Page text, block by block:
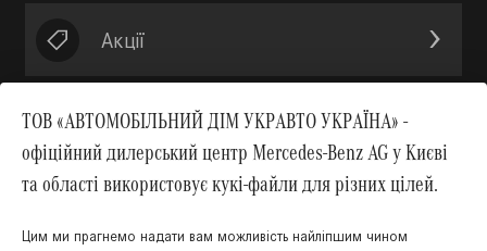
ТОВ «АВТОМОБІЛЬНИЙ ДІМ УКРАВТО УКРАЇНА» -
офіційний дилерський центр Mercedes-Benz AG у Києві
та області використовує кукі-файли для різних цілей.
Цим ми прагнемо надати вам можливість найліпшим чином
Акції
Вгору